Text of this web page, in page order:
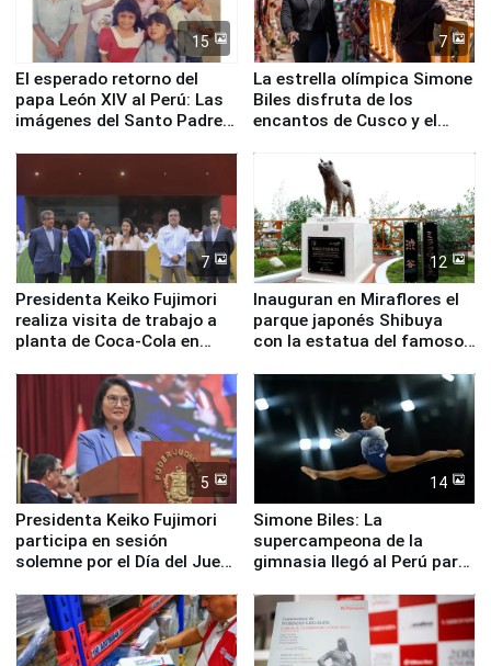
15
El esperado retorno del
papa León XIV al Perú: Las
imágenes del Santo Padre
7
La estrella olímpica Simone
Biles disfruta de los
encantos de Cusco y el
7
Presidenta Keiko Fujimori
realiza visita de trabajo a
planta de Coca-Cola en
12
Inauguran en Miraflores el
parque japonés Shibuya
con la estatua del famoso
5
Presidenta Keiko Fujimori
participa en sesión
solemne por el Día del Juez
14
Simone Biles: La
supercampeona de la
gimnasia llegó al Perú para
Panamericanos Lima 2027